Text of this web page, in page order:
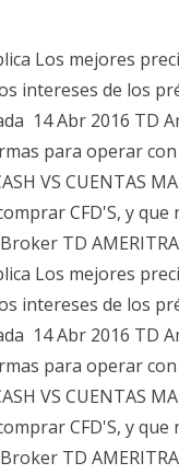
Los mejores
intereses de los
14 Abr 2016 TD
para operar
VS CUENTAS
CFD'S, y que
TD
Los mejores
intereses de los
14 Abr 2016 TD
para operar
VS CUENTAS
CFD'S, y que
TD